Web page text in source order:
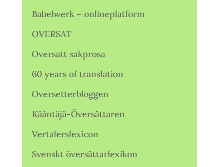
Babelwerk – onlineplatform
OVERSAT
Oversatt sakprosa
60 years of translation
Oversetterbloggen
Kääntäjä-Översättaren
Vertalerslexicon
Svenskt översättarlexikon